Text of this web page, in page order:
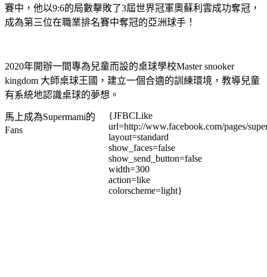
賽中，他以9:6的局數擊敗了3屆世界冠軍奧蘇利雲成功奪冠，
成為第三位在職業排名賽中奪冠的亞洲球手！
2020年開辦一間專為兒童而設的桌球學校Master snooker
kingdom 大師桌球王國，建立一個合適的訓練環境，教導兒童
有系統地認識桌球的夢想。
馬上成為Supermami的
Fans
{JFBCLike
url=http://www.facebook.com/pages/
layout=standard
show_faces=false
show_send_button=false
width=300
action=like
colorscheme=light}